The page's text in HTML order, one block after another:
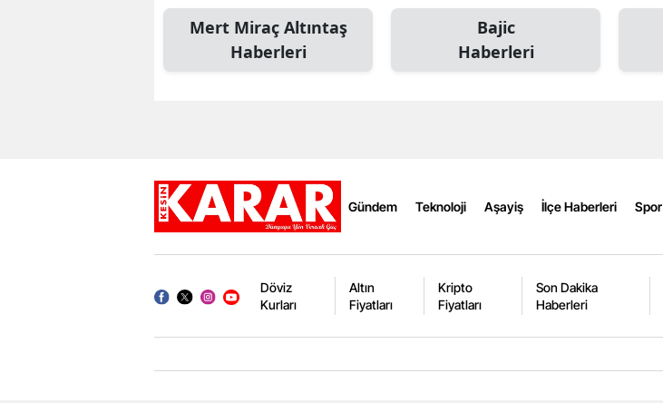
Mert Miraç Altıntaş
Haberleri
Bajic
Haberleri
Gündem Teknoloji Aşayiş İlçe Haberleri Spor
Döviz
Kurları
Altın
Fiyatları
Kripto
Fiyatları
Son Dakika
Haberleri